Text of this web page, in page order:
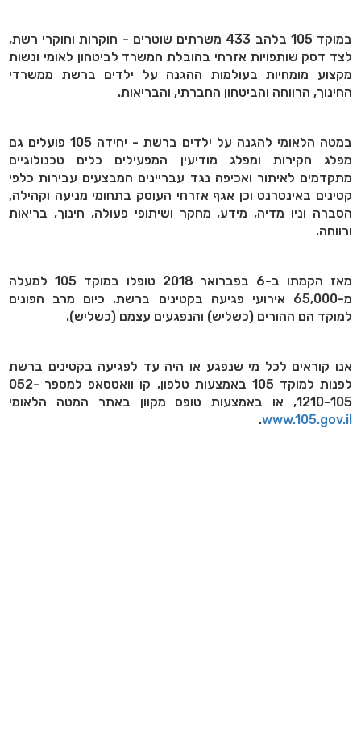
במוקד 105 בלהב 433 משרתים שוטרים - חוקרות וחוקרי רשת,
לצד דסק שותפויות אזרחי בהובלת המשרד לביטחון לאומי ונשות
מקצוע מומחיות בעולמות ההגנה על ילדים ברשת ממשרדי
החינוך, הרווחה והביטחון החברתי, והבריאות.
במטה הלאומי להגנה על ילדים ברשת - יחידה 105 פועלים גם
מפלג חקירות ומפלג מודיעין המפעילים כלים טכנולוגיים
מתקדמים לאיתור ואכיפה נגד עבריינים המבצעים עבירות כלפי
קטינים באינטרנט וכן אגף אזרחי העוסק בתחומי מניעה וקהילה,
הסברה וניו מדיה, מידע, מחקר ושיתופי פעולה, חינוך, בריאות
ורווחה.
מאז הקמתו ב-6 בפברואר 2018 טופלו במוקד 105 למעלה
מ-65,000 אירועי פגיעה בקטינים ברשת. כיום מרב הפונים
למוקד הם ההורים (כשליש) והנפגעים עצמם (כשליש).
אנו קוראים לכל מי שנפגע או היה עד לפגיעה בקטינים ברשת
לפנות למוקד 105 באמצעות טלפון, קו וואטסאפ למספר 052-
1210-105, או באמצעות טופס מקוון באתר המטה הלאומי
www.105.gov.il
.